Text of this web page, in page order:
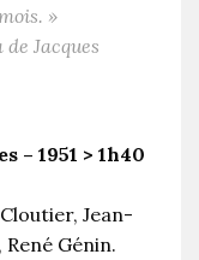
»
Jacques
– 1951 > 1h40
Jean-
Génin.